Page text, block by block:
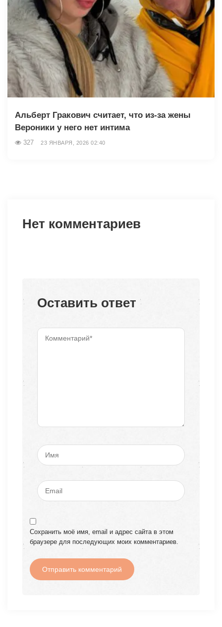
Альберт Гракович считает, что из-за жены
Вероники у него нет интима
327 23 ЯНВАРЯ, 2026 02:40
Нет комментариев
Оставить ответ
Сохранить моё имя, email и адрес сайта в этом
браузере для последующих моих комментариев.